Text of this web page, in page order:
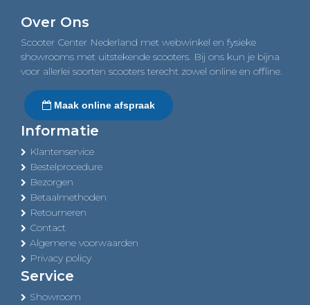
navigation
Over Ons
Scooter Center Nederland met webwinkel en fysieke
showrooms met uitstekende scooters. Bij ons kun je bijna
voor allerlei soorten scooters terecht zowel online en offline.
Maak online afspraak
Informatie
Klantenservice
Bestelprocedure
Bezorgen
Betaalmethoden
Retourneren
Contact
Algemene voorwaarden
Privacy policy
Service
Showroom